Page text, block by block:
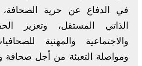
في الدفاع عن حرية الصحافة،
الذاتي المستقل، وتعزيز
والاجتماعية والمهنية
ومواصلة التعبئة من أجل صحافة